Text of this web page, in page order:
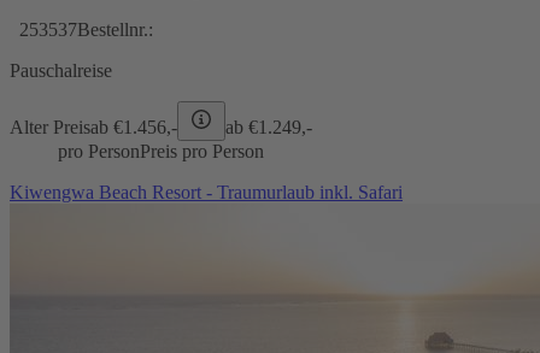
253537Bestellnr.:
Pauschalreise
Alter Preisab €1.456,- ab €1.249,-
pro PersonPreis pro Person
Kiwengwa Beach Resort - Traumurlaub inkl. Safari